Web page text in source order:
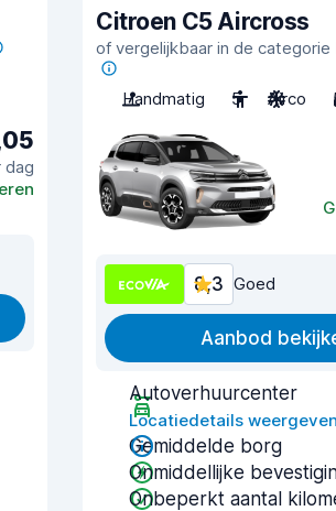
dag
Citroen C5 Aircross
of vergelijkbaar in de categorie
Handmatig 5 Airco
8,3 Goed
Aanbod
Autoverhuurcenter
Locatiedetails weergeven
Gemiddelde borg
Onmiddellijke
Onbeperkt aantal